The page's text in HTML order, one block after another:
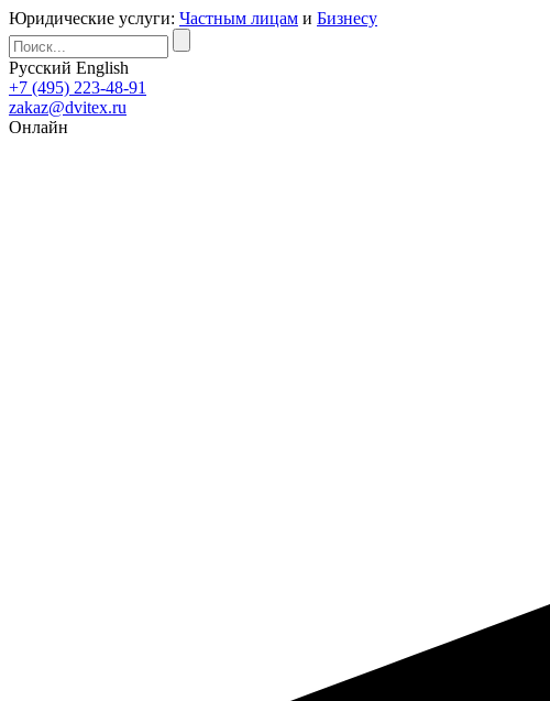
Юридические услуги: Частным лицам и Бизнесу
Русский English
+7 (495) 223-48-91
zakaz@dvitex.ru
Онлайн